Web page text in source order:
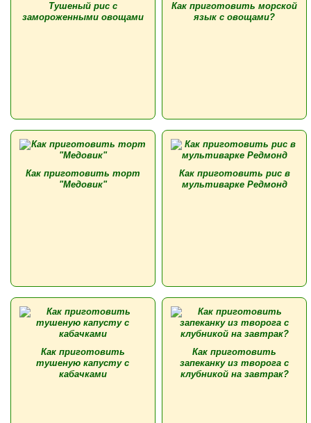
Тушеный рис с
замороженными овощами
Как приготовить морской
язык с овощами?
Как приготовить торт
"Медовик"
Как приготовить рис в
мультиварке Редмонд
Как приготовить
тушеную капусту с
кабачками
Как приготовить
запеканку из творога с
клубникой на завтрак?